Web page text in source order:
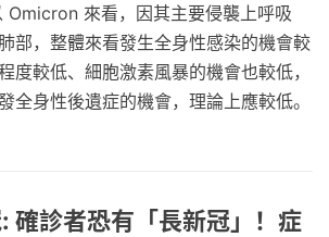
Omicron 來看，因其主要侵襲上呼吸
部，整體來看發生全身性感染的機會較
度較低、細胞激素風暴的機會也較低，
全身性後遺症的機會，理論上應較低。
確診者恐有「長新冠」！症